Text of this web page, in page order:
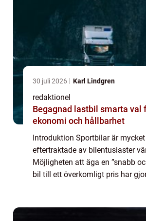
30 juli 2026 Karl Lindgren
redaktionel
Begagnad lastbil smarta val för
ekonomi och hållbarhet
Introduktion Sportbilar är mycket
eftertraktade av bilentusiaster
Möjligheten att äga en ”snabb
bil till ett överkomligt pris har